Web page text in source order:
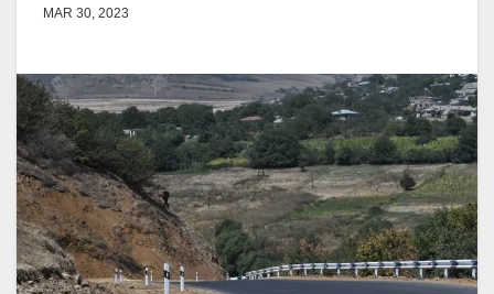
MAR 30, 2023